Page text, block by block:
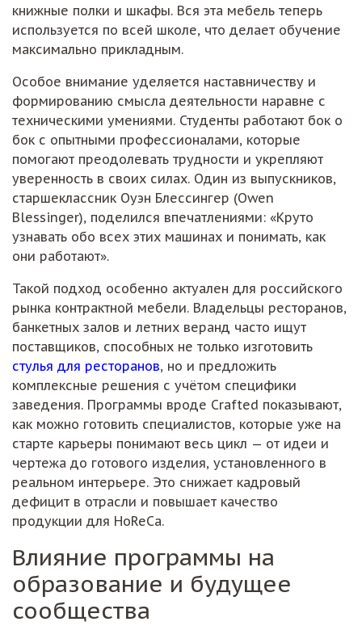
книжные полки и шкафы. Вся эта мебель теперь
используется по всей школе, что делает обучение
максимально прикладным.
Особое внимание уделяется наставничеству и
формированию смысла деятельности наравне с
техническими умениями. Студенты работают бок о
бок с опытными профессионалами, которые
помогают преодолевать трудности и укрепляют
уверенность в своих силах. Один из выпускников,
старшеклассник Оуэн Блессингер (Owen
Blessinger), поделился впечатлениями: «Круто
узнавать обо всех этих машинах и понимать, как
они работают».
Такой подход особенно актуален для российского
рынка контрактной мебели. Владельцы ресторанов,
банкетных залов и летних веранд часто ищут
поставщиков, способных не только изготовить
стулья для ресторанов, но и предложить
комплексные решения с учётом специфики
заведения. Программы вроде Crafted показывают,
как можно готовить специалистов, которые уже на
старте карьеры понимают весь цикл — от идеи и
чертежа до готового изделия, установленного в
реальном интерьере. Это снижает кадровый
дефицит в отрасли и повышает качество
продукции для HoReCa.
Влияние программы на
образование и будущее
сообщества